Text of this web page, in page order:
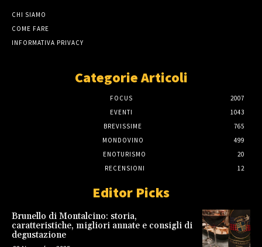
CHI SIAMO
COME FARE
INFORMATIVA PRIVACY
Categorie Articoli
FOCUS
2007
EVENTI
1043
BREVISSIME
765
MONDOVINO
499
ENOTURISMO
20
RECENSIONI
12
Editor Picks
Brunello di Montalcino: storia,
caratteristiche, migliori annate e consigli di
degustazione